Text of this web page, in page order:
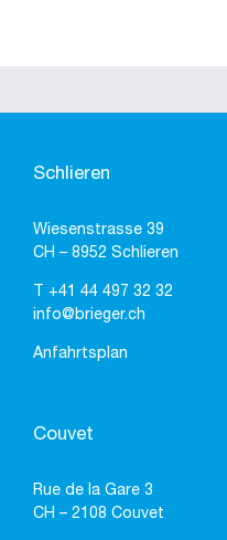
Schlieren
Wiesenstrasse 39
CH – 8952 Schlieren
+41 44 497 32 32
info@brieger.ch
Anfahrtsplan
Couvet
Rue de la Gare 3
CH – 2108 Couvet